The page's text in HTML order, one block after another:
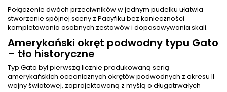
Połączenie dwóch przeciwników w jednym pudełku ułatwia
stworzenie spójnej sceny z Pacyfiku bez konieczności
kompletowania osobnych zestawów i dopasowywania skali.
Amerykański okręt podwodny typu Gato
– tło historyczne
Typ Gato był pierwszą licznie produkowaną serią
amerykańskich oceanicznych okrętów podwodnych z okresu II
wojny światowej, zaprojektowaną z myślą o długotrwałych